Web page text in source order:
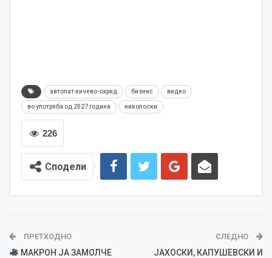
автопат кичево-охрид бизнис видео
во употреба од 2027 година николоски
226
Сподели
ПРЕТХОДНО
МАКРОН ЈА ЗАМОЛЧЕ
СЛЕДНО
ЈАХОСКИ, КАПУШЕВСКИ И